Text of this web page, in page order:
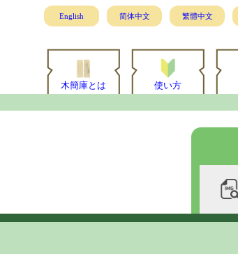
English 简体中文 繁體中文
木簡庫とは 使い方